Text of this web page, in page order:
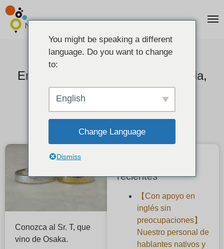
Comentarios de los clientes]
Emparejamiento de plata martillada,
chapado en amarillo y arenado.
2022-12-12
Conozca al Sr. T, que
vino de Osaka.
recientes
【Con apoyo en
inglés sin
preocupaciones】
Nuestro personal de
hablantes nativos y
You might be speaking a different
language. Do you want to change
to:
English
Change Language
Dismiss